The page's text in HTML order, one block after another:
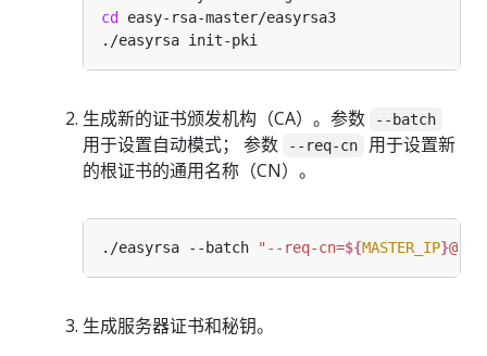
cd
生成新的证书颁发机构（CA）。参数 --batch
用于设置自动模式； 参数 --req-cn
用于设置新
的根证书的通用名称（CN）。
./easyrsa --batch "--req-cn=${MASTER_IP}
生成服务器证书和秘钥。